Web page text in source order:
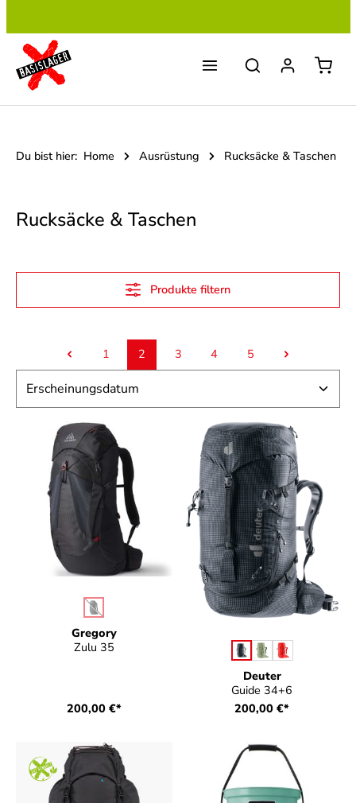
Du bist hier: Home Ausrüstung Rucksäcke & Taschen
Rucksäcke & Taschen
Produkte filtern
Seite
1 Seite
2 Seite
3 Seite
4 Seite
5
Gregory
Zulu 35
Farbe(Diese Option ist zurzeit nicht verfügbar.)
200,00 €*
Deuter
Guide 34+6
Farbe auswählen
200,00 €*